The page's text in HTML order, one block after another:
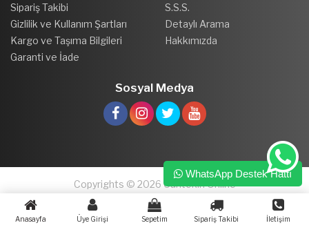
Sipariş Takibi
Gizlilik ve Kullanım Şartları
Kargo ve Taşıma Bilgileri
Garanti ve İade
S.S.S.
Detaylı Arama
Hakkımızda
Sosyal Medya
Copyrights © 2026 Cantekin Online
Anasayfa Üye Girişi Sepetim Sipariş Takibi İletişim
WhatsApp Destek Hattı